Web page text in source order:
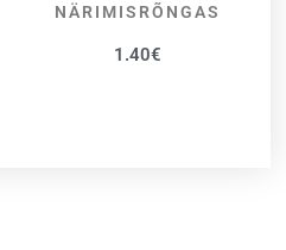
NÄRIMISRÕNGAS
1.40€